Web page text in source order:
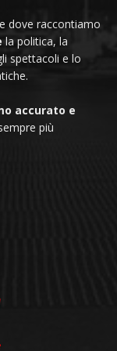
dove raccontiamo
la politica, la
spettacoli e lo
accurato e
più